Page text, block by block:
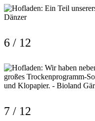
6 / 12
7 / 12